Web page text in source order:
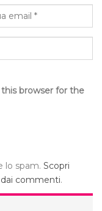
browser for the
lo spam. Scopri
commenti.